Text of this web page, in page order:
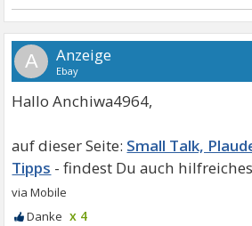
A
Hallo Anchiwa4964,
Small Talk,
Tipps
x 4